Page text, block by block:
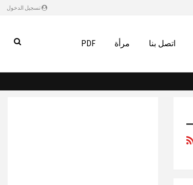
تسجيل الدخول
اتصل بنا مرأة PDF